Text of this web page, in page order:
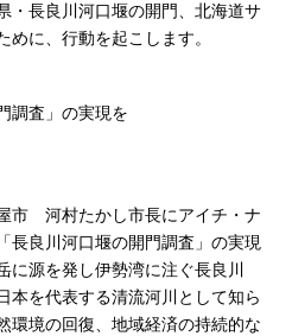
・長良川河口堰の開門、北海道サ
に、行動を起こします。
調査」の実現を
市 河村たかし市長にアイチ・ナ
長良川河口堰の開門調査」の実現
に源を発し伊勢湾に注ぐ長良川
本を代表する清流河川として知ら
環境の回復、地域経済の持続的な